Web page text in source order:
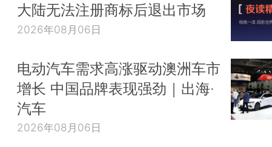
大陆无法注册商标后退出市场
2026年08月06日
电动汽车需求高涨驱动澳洲车市
增长 中国品牌表现强劲｜出海·
汽车
2026年08月06日